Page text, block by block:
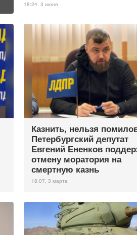
18:24, 3 июня
Казнить, нельзя
Петербургский депутат
Евгений Ененков
отмену моратория на
смертную казнь
18:07, 3 марта